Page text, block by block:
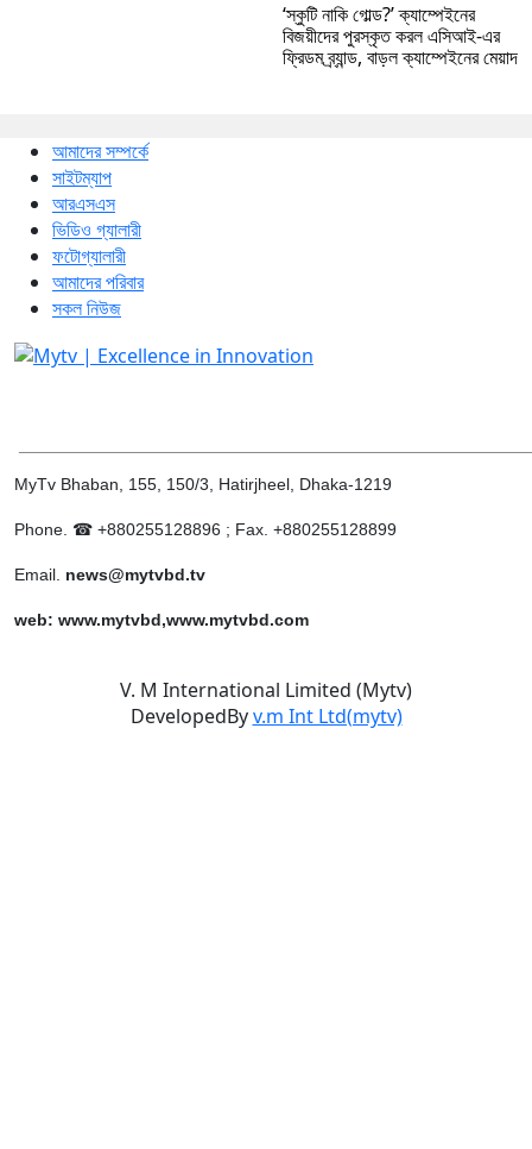
‘স্কুটি নাকি গোল্ড?’ ক্যাম্পেইনের
বিজয়ীদের পুরস্কৃত করল এসিআই-এর
ফ্রিডম ব্র্যান্ড, বাড়ল ক্যাম্পেইনের মেয়াদ
আমাদের সম্পর্কে
সাইটম্যাপ
আরএসএস
ভিডিও গ্যালারী
ফটোগ্যালারী
আমাদের পরিবার
সকল নিউজ
MyTv Bhaban, 155, 150/3, Hatirjheel, Dhaka-1219
Phone. ☎ +880255128896 ; Fax. +880255128899
Email. news@mytvbd.tv
web: www.mytvbd,www.mytvbd.com
V. M International Limited (Mytv)
DevelopedByv.m Int Ltd(mytv)